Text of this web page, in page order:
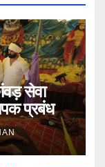
सेवा
प्रबंध